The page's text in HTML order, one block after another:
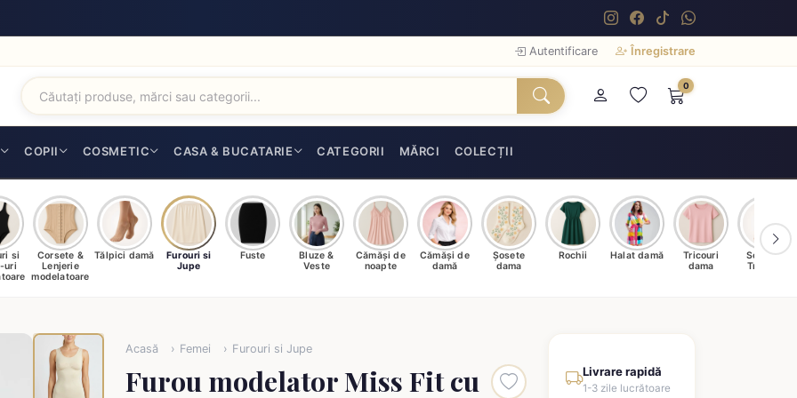
Autentificare Înregistrare
0
COPII COSMETIC CASA & BUCATARIE CATEGORII MĂRCI COLECȚII
si
uri
Corsete &
Lenjerie
modelatoare
Tălpici damă
Furouri si
Jupe
Fuste
Bluze &
Veste
Cămăși de
noapte
Cămăși de
damă
Șosete
dama
Rochii Halat damă
Tricouri
dama
Seturi &
Trening
Acasă Femei Furouri si Jupe
Furou modelator Miss Fit cu
Livrare rapidă
1-3 zile lucrătoare